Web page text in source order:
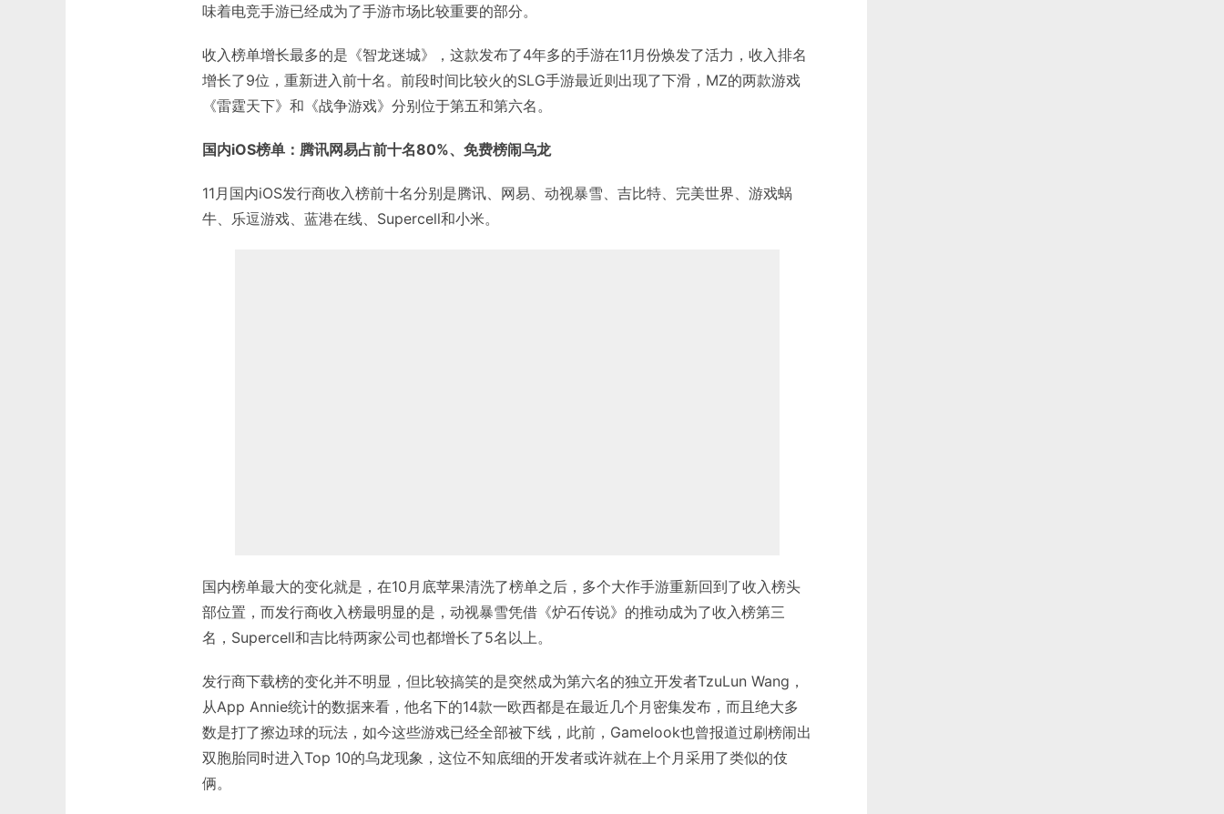
味着电竞手游已经成为了手游市场比较重要的部分。
收入榜单增长最多的是《智龙迷城》，这款发布了4年多的手游在11月份焕发了活力，收入排名
增长了9位，重新进入前十名。前段时间比较火的SLG手游最近则出现了下滑，MZ的两款游戏
《雷霆天下》和《战争游戏》分别位于第五和第六名。
国内iOS榜单：腾讯网易占前十名80%、免费榜闹乌龙
11月国内iOS发行商收入榜前十名分别是腾讯、网易、动视暴雪、吉比特、完美世界、游戏蜗
牛、乐逗游戏、蓝港在线、Supercell和小米。
国内榜单最大的变化就是，在10月底苹果清洗了榜单之后，多个大作手游重新回到了收入榜头
部位置，而发行商收入榜最明显的是，动视暴雪凭借《炉石传说》的推动成为了收入榜第三
名，Supercell和吉比特两家公司也都增长了5名以上。
发行商下载榜的变化并不明显，但比较搞笑的是突然成为第六名的独立开发者TzuLun Wang，
从App Annie统计的数据来看，他名下的14款一欧西都是在最近几个月密集发布，而且绝大多
数是打了擦边球的玩法，如今这些游戏已经全部被下线，此前，Gamelook也曾报道过刷榜闹出
双胞胎同时进入Top 10的乌龙现象，这位不知底细的开发者或许就在上个月采用了类似的伎
俩。